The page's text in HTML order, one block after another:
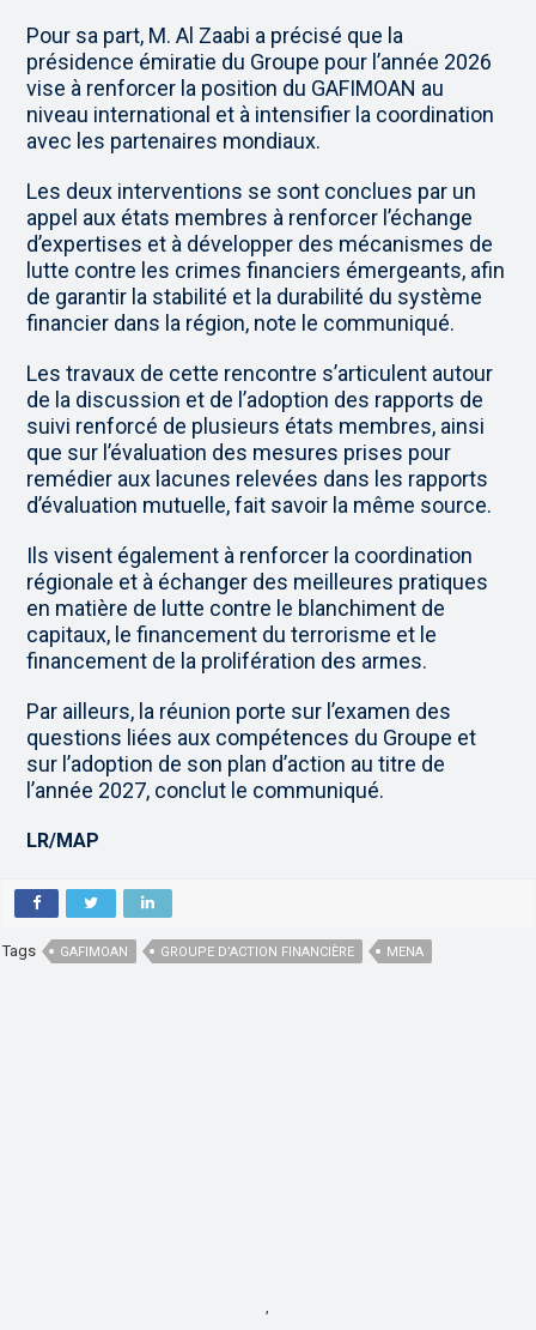
Pour sa part, M. Al Zaabi a précisé que la
présidence émiratie du Groupe pour l’année 2026
vise à renforcer la position du GAFIMOAN au
niveau international et à intensifier la coordination
avec les partenaires mondiaux.
Les deux interventions se sont conclues par un
appel aux états membres à renforcer l’échange
d’expertises et à développer des mécanismes de
lutte contre les crimes financiers émergeants, afin
de garantir la stabilité et la durabilité du système
financier dans la région, note le communiqué.
Les travaux de cette rencontre s’articulent autour
de la discussion et de l’adoption des rapports de
suivi renforcé de plusieurs états membres, ainsi
que sur l’évaluation des mesures prises pour
remédier aux lacunes relevées dans les rapports
d’évaluation mutuelle, fait savoir la même source.
Ils visent également à renforcer la coordination
régionale et à échanger des meilleures pratiques
en matière de lutte contre le blanchiment de
capitaux, le financement du terrorisme et le
financement de la prolifération des armes.
Par ailleurs, la réunion porte sur l’examen des
questions liées aux compétences du Groupe et
sur l’adoption de son plan d’action au titre de
l’année 2027, conclut le communiqué.
LR/MAP
Tags GAFIMOAN GROUPE D’ACTION FINANCIÈRE MENA
,